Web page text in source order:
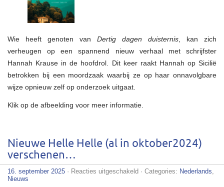
Wie heeft genoten van Dertig dagen duisternis, kan zich
verheugen op een spannend nieuw verhaal met schrijfster
Hannah Krause in de hoofdrol. Dit keer raakt Hannah op Sicilië
betrokken bij een moordzaak waarbij ze op haar onnavolgbare
wijze opnieuw zelf op onderzoek uitgaat.
Klik op de afbeelding voor meer informatie.
Nieuwe Helle Helle (al in oktober2024)
verschenen…
16. september 2025 · Reacties uitgeschakeldvoor
· Categories: Nederlands,
Nieuws